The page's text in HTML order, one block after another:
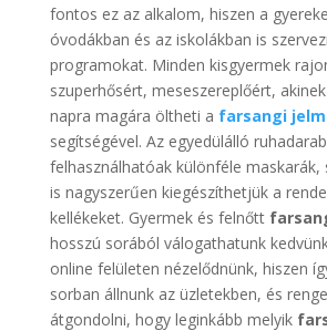
fontos ez az alkalom, hiszen a
óvodákban és az iskolákban is
programokat. Minden kisgyermek
szuperhősért, meseszereplőért,
napra magára öltheti a farsangi
segítségével. Az egyedülálló
felhasználhatóak különféle maskarák,
is nagyszerűen kiegészíthetjük a
kellékeket. Gyermek és felnőtt
hosszú sorából válogathatunk
online felületen nézelődnünk, hiszen
sorban állnunk az üzletekben, és
átgondolni, hogy leginkább melyik